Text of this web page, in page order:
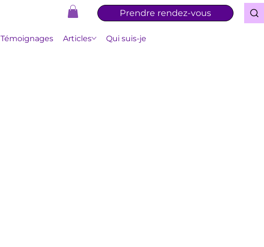
Témoignages Articles Qui suis-je
Prendre rendez-vous